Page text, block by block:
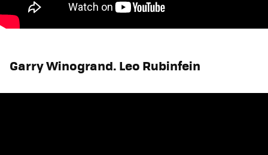
Garry Winogrand. Leo Rubinfein